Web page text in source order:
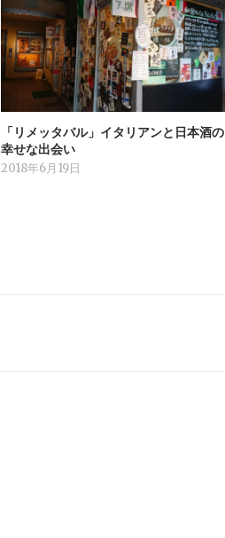
「リメッタバル」イタリアンと日本酒の
幸せな出会い
2018年6月19日